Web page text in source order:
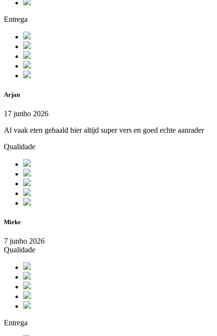
Entrega
Arjan
17 junho 2026
Al vaak eten gehaald hier altijd super vers en goed echte aanrader
Qualidade
Mieke
7 junho 2026
Qualidade
Entrega